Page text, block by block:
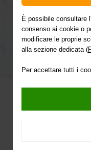
È possibile consultare
consenso ai cookie o
modificare le proprie
alla sezione dedicata (
Per accettare tutti i
È forse tra gli
matrimonio e
creazione di un